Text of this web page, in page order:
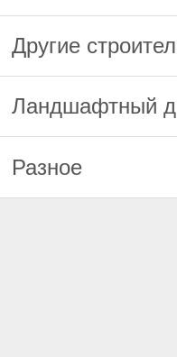
Другие
Ландшафтный
Разное